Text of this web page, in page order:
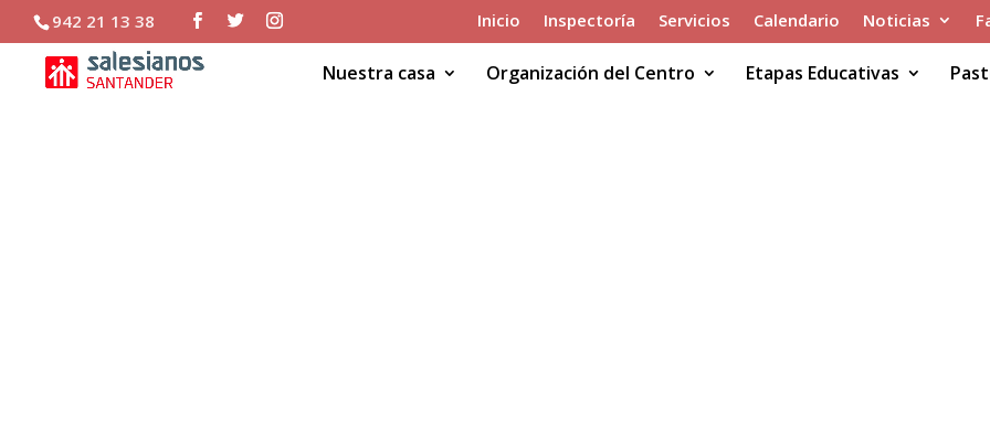
942 21 13 38 Inicio Inspectoría Servicios Calendario Noticias
Nuestra casa Organización del Centro Etapas Educativas